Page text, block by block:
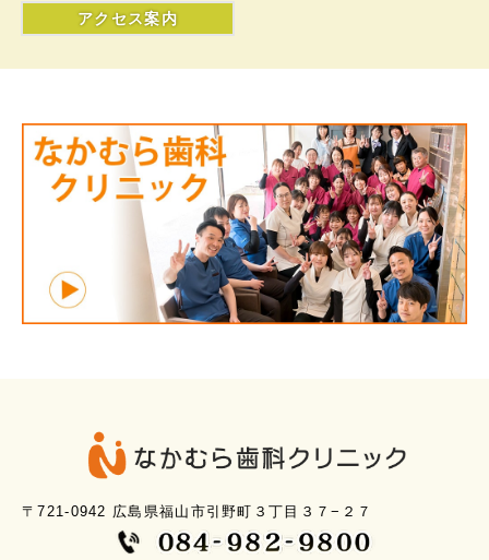
アクセス案内
〒721-0942 広島県福山市引野町３丁目３７−２７